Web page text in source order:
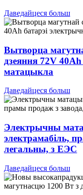
Даведайцеся больш
Вытворца
дзеяння 72V
матацыкла
Даведайцеся больш
Электрычны
электрамабіль,
легальны, з ЕЭС
Даведайцеся больш